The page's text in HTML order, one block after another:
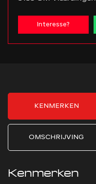
Interesse?
KENMERKEN
OMSCHRIJVING
Kenmerken